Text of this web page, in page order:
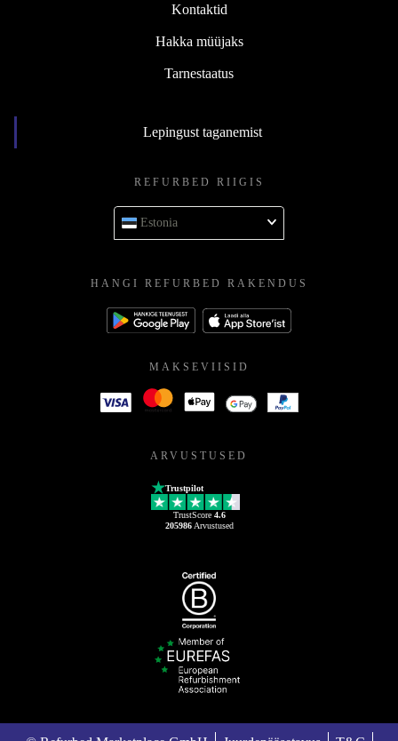
Kontaktid
Hakka müüjaks
Tarnestaatus
Lepingust taganemist
REFURBED RIIGIS
Estonia
HANGI REFURBED RAKENDUS
MAKSEVIISID
ARVUSTUSED
Trustpilot
TrustScore 4.6
205986Arvustused